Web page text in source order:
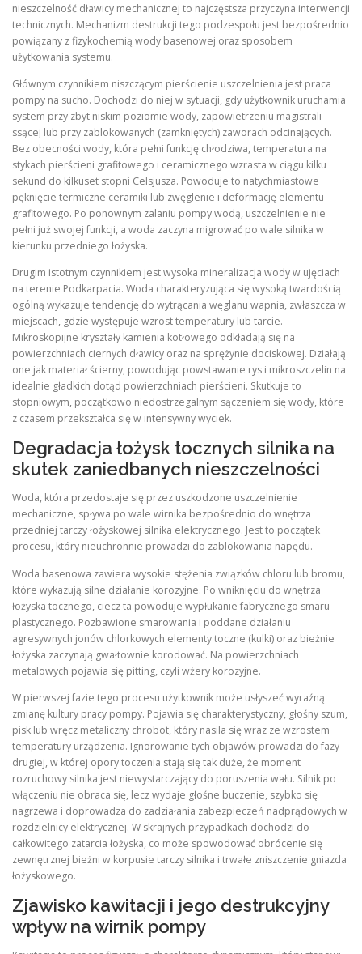
nieszczelność dławicy mechanicznej to najczęstsza przyczyna interwencji
technicznych. Mechanizm destrukcji tego podzespołu jest bezpośrednio
powiązany z fizykochemią wody basenowej oraz sposobem
użytkowania systemu.
Głównym czynnikiem niszczącym pierścienie uszczelnienia jest praca
pompy na sucho. Dochodzi do niej w sytuacji, gdy użytkownik uruchamia
system przy zbyt niskim poziomie wody, zapowietrzeniu magistrali
ssącej lub przy zablokowanych (zamkniętych) zaworach odcinających.
Bez obecności wody, która pełni funkcję chłodziwa, temperatura na
stykach pierścieni grafitowego i ceramicznego wzrasta w ciągu kilku
sekund do kilkuset stopni Celsjusza. Powoduje to natychmiastowe
pęknięcie termiczne ceramiki lub zwęglenie i deformację elementu
grafitowego. Po ponownym zalaniu pompy wodą, uszczelnienie nie
pełni już swojej funkcji, a woda zaczyna migrować po wale silnika w
kierunku przedniego łożyska.
Drugim istotnym czynnikiem jest wysoka mineralizacja wody w ujęciach
na terenie Podkarpacia. Woda charakteryzująca się wysoką twardością
ogólną wykazuje tendencję do wytrącania węglanu wapnia, zwłaszcza w
miejscach, gdzie występuje wzrost temperatury lub tarcie.
Mikroskopijne kryształy kamienia kotłowego odkładają się na
powierzchniach ciernych dławicy oraz na sprężynie dociskowej. Działają
one jak materiał ścierny, powodując powstawanie rys i mikroszczelin na
idealnie gładkich dotąd powierzchniach pierścieni. Skutkuje to
stopniowym, początkowo niedostrzegalnym sączeniem się wody, które
z czasem przekształca się w intensywny wyciek.
Degradacja łożysk tocznych silnika na
skutek zaniedbanych nieszczelności
Woda, która przedostaje się przez uszkodzone uszczelnienie
mechaniczne, spływa po wale wirnika bezpośrednio do wnętrza
przedniej tarczy łożyskowej silnika elektrycznego. Jest to początek
procesu, który nieuchronnie prowadzi do zablokowania napędu.
Woda basenowa zawiera wysokie stężenia związków chloru lub bromu,
które wykazują silne działanie korozyjne. Po wniknięciu do wnętrza
łożyska tocznego, ciecz ta powoduje wypłukanie fabrycznego smaru
plastycznego. Pozbawione smarowania i poddane działaniu
agresywnych jonów chlorkowych elementy toczne (kulki) oraz bieżnie
łożyska zaczynają gwałtownie korodować. Na powierzchniach
metalowych pojawia się pitting, czyli wżery korozyjne.
W pierwszej fazie tego procesu użytkownik może usłyszeć wyraźną
zmianę kultury pracy pompy. Pojawia się charakterystyczny, głośny szum,
pisk lub wręcz metaliczny chrobot, który nasila się wraz ze wzrostem
temperatury urządzenia. Ignorowanie tych objawów prowadzi do fazy
drugiej, w której opory toczenia stają się tak duże, że moment
rozruchowy silnika jest niewystarczający do poruszenia wału. Silnik po
włączeniu nie obraca się, lecz wydaje głośne buczenie, szybko się
nagrzewa i doprowadza do zadziałania zabezpieczeń nadprądowych w
rozdzielnicy elektrycznej. W skrajnych przypadkach dochodzi do
całkowitego zatarcia łożyska, co może spowodować obrócenie się
zewnętrznej bieżni w korpusie tarczy silnika i trwałe zniszczenie gniazda
łożyskowego.
Zjawisko kawitacji i jego destrukcyjny
wpływ na wirnik pompy